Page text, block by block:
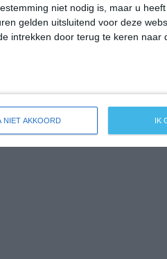
niet nodig is, maar u
gelden uitsluitend voor deze
intrekken door terug te keren naar
NIET AKKOORD IK
1 Z 1 ZZW 1